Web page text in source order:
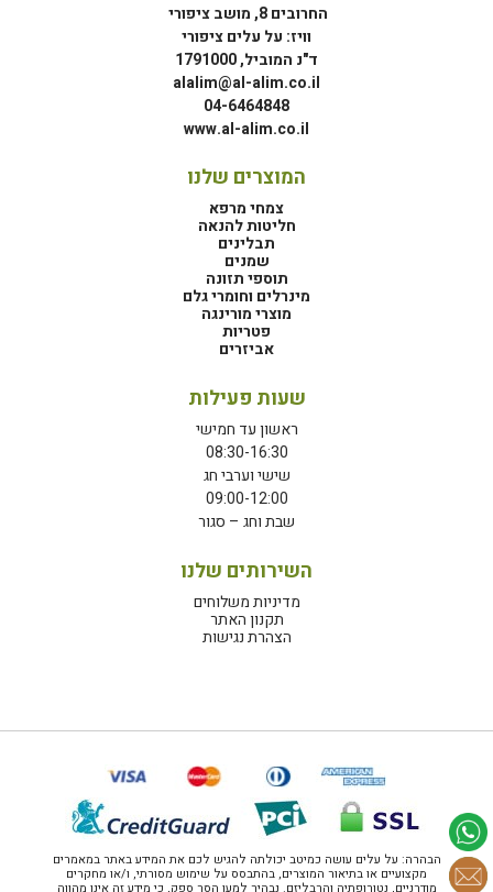
החרובים 8, מושב ציפורי
וויז: על עלים ציפורי
ד"נ המוביל, 1791000
alalim@al-alim.co.il
04-6464848
www.al-alim.co.il
המוצרים שלנו
צמחי מרפא
חליטות להנאה
תבלינים
שמנים
תוספי תזונה
מינרלים וחומרי גלם
מוצרי מורינגה
פטריות
אביזרים
שעות פעילות
ראשון עד חמישי
08:30-16:30
שישי וערבי חג
09:00-12:00
שבת וחג – סגור
השירותים שלנו
מדיניות משלוחים
תקנון האתר
הצהרת נגישות
הבהרה: על עלים עושה כמיטב יכולתה להגיש לכם את המידע באתר במאמרים
מקצועיים או בתיאור המוצרים, בהתבסס על שימוש מסורתי, ו/או מחקרים
מודרניים, נטורופתיה והרבליזם. נבהיר למען הסר ספק, כי מידע זה אינו מהווה